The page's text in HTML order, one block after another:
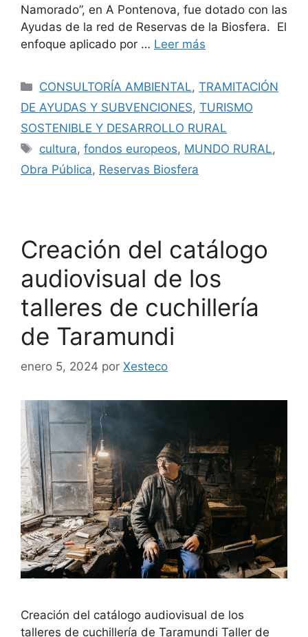
Namorado”, en A Pontenova, fue dotado con las
Ayudas de la red de Reservas de la Biosfera. El
enfoque aplicado por … Leer más
CONSULTORÍA AMBIENTAL,TRAMITACIÓN
DE AYUDAS Y SUBVENCIONES, TURISMO
SOSTENIBLE Y DESARROLLO RURAL
cultura,fondos europeos, MUNDO RURAL,
Obra Pública, Reservas Biosfera
Creación del catálogo
audiovisual de los
talleres de cuchillería
de Taramundi
enero 5, 2024 por Xesteco
Creación del catálogo audiovisual de los
talleres de cuchillería de Taramundi Taller de